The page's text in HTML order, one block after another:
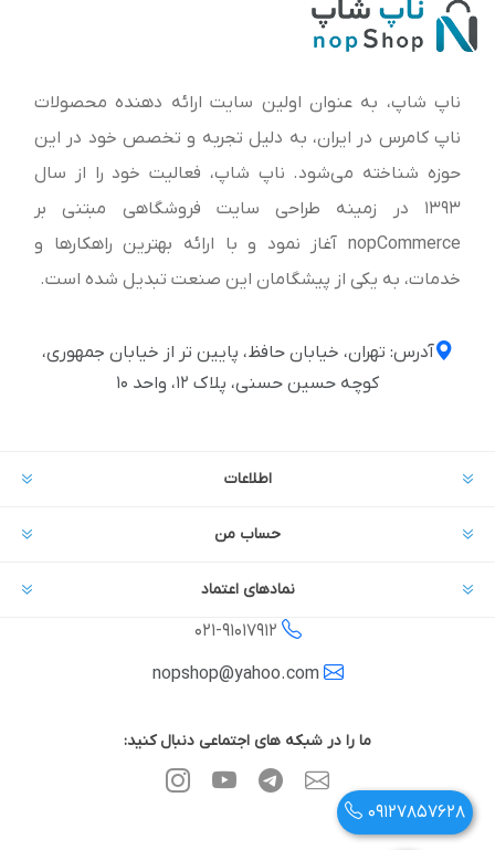
ناپ شاپ، به عنوان اولین سایت ارائه‌ دهنده محصولات
ناپ کامرس در ایران، به دلیل تجربه و تخصص خود در این
حوزه شناخته می‌شود. ناپ شاپ، فعالیت خود را از سال
1393 در زمینه طراحی سایت فروشگاهی مبتنی بر
nopCommerce آغاز نمود و با ارائه بهترین راهکارها و
خدمات، به یکی از پیشگامان این صنعت تبدیل شده است.
آدرس: تهران، خیابان حافظ، پایین تر از خیابان جمهوری،
کوچه حسین حسنی، پلاک ۱۲، واحد ۱۰
اطلاعات
حساب من
نمادهای اعتماد
021-91017912
ما را در شبکه های اجتماعی دنبال کنید:
09127857628